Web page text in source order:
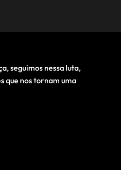
seguimos nessa luta,
que nos tornam uma